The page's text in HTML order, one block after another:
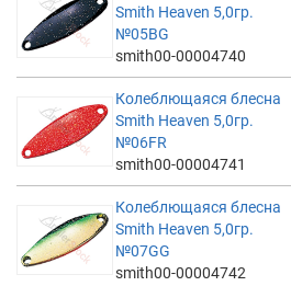
Smith Heaven 5,0гр.
№05BG
smith00-00004740
Колеблющаяся блесна
Smith Heaven 5,0гр.
№06FR
smith00-00004741
Колеблющаяся блесна
Smith Heaven 5,0гр.
№07GG
smith00-00004742